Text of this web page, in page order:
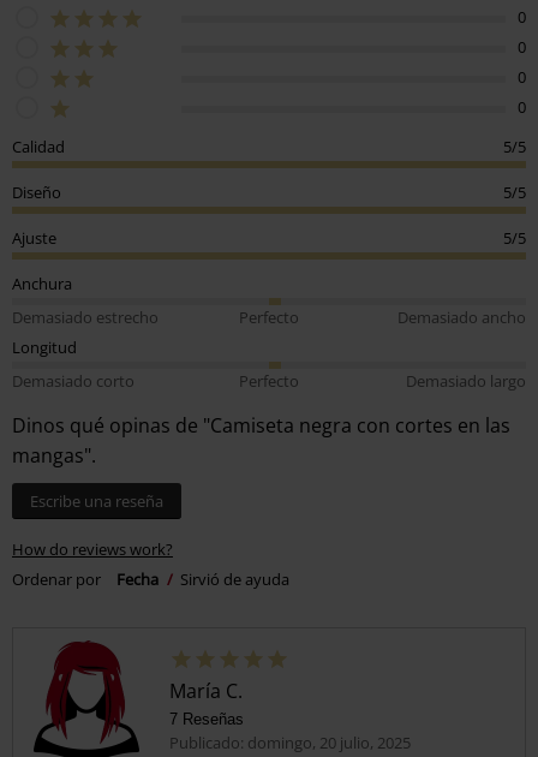
0
0
0
0
Calidad
5/5
Diseño 5/5
Ajuste 5/5
Anchura
Demasiado estrecho
Perfecto
Demasiado ancho
Longitud
Demasiado corto
Perfecto Demasiado largo
Dinos qué opinas de "Camiseta negra con cortes en las
mangas".
Escribe una reseña
How do reviews work?
Ordenar por
Fecha Sirvió de ayuda
María C.
7 Reseñas
Publicado: domingo, 20 julio, 2025